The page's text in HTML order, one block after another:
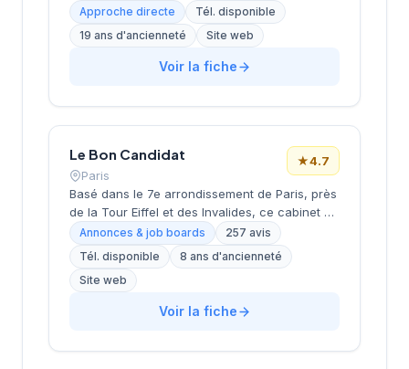
conseil en ressources humaines, le
recrutement de cadres et dirigeants, le
coaching et l'outplacement. Situé au 16 rue de
Monceau dans le 8e arrondissement de Paris,
Approche directe
Tél. disponible
19 ans d'ancienneté
Site web
Voir la fiche
Le Bon Candidat
Paris
★4.7
Basé dans le 7e arrondissement de Paris, près
de la Tour Eiffel et des Invalides, ce cabinet de
recrutement bénéficie d'une localisation
prestigieuse au cœur de la capitale. Installé
rue de Bellechasse, il accompagne les
entreprises dans leurs recrutements avec une
approche personnalisée. La structure affiche
une excellente réputation auprès de sa
Annonces & job boards
257 avis
Tél. disponible
8 ans d'ancienneté
Site web
Voir la fiche